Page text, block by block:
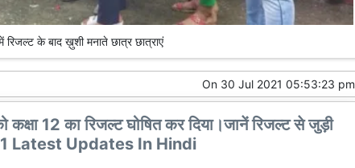
रिजल्ट के बाद ख़ुशी मनाते छात्र छात्राएं
On 30 Jul 2021 05:53:23 pm
कक्षा 12 का रिजल्ट घोषित कर दिया।जानें रिजल्ट से जुड़ी
Latest Updates In Hindi